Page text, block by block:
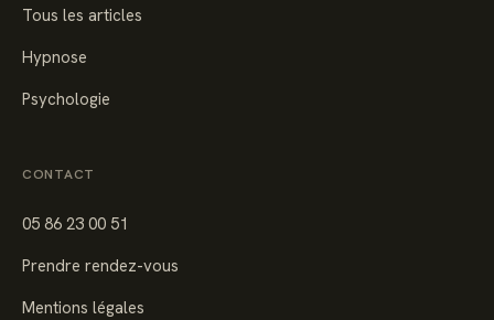
Tous les articles
Hypnose
Psychologie
CONTACT
05 86 23 00 51
Prendre rendez-vous
Mentions légales